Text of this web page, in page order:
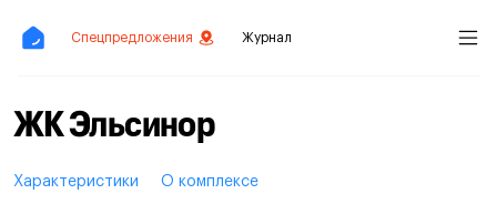
Спецпредложения Журнал
ЖК Эльсинор
Характеристики О комплексе